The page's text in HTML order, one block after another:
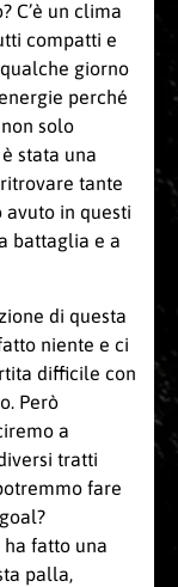
C’è un clima
compatti e
giorno
perché
solo
stata una
tante
in questi
battaglia e a
di questa
niente e ci
difficile con
Però
a
tratti
fare
fatto una
palla,